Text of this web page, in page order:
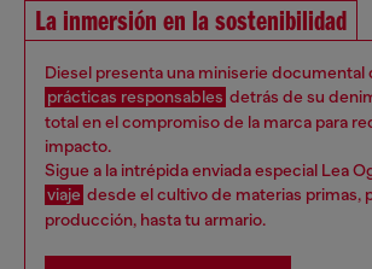
La inmersión en la sostenibilidad
Diesel presenta una miniserie documental
prácticas responsables detrás de su
total en el compromiso de la marca para
impacto.
Sigue a la intrépida enviada especial Lea
viaje desde el cultivo de materias primas,
producción, hasta tu armario.